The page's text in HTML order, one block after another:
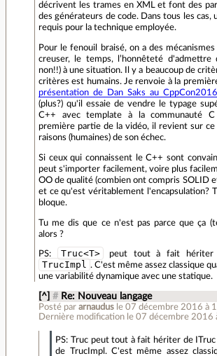
décrivent les trames en XML et font des
des générateurs de code. Dans tous les
requis pour la technique employée.
Pour le fenouil braisé, on a des
creuser, le temps, l’honnêteté d'admettre
non!!) à une situation. Il y a beaucoup de
critères est humains. Je renvoie à la
présentation de Dan Saks au CppCon2016
(plus?) qu'il essaie de vendre le typage
C++ avec template à la communauté C
première partie de la vidéo, il revient sur
raisons (humaines) de son échec.
Si ceux qui connaissent le C++ sont
peut s'importer facilement, voire plus
OO de qualité (combien ont compris SOLID
et ce qu'est véritablement l'encapsulation?
bloque.
Tu me dis que ce n'est pas parce que ça
alors ?
PS: Truc<T> peut tout à fait hériter
TrucImpl . C'est même assez classique
une variabilité dynamique avec une statique.
[^] # Re: Nouveau langage
Posté pararnaudus le 07 décembre 2016 à
Dernière modification le 07 décembre 2016
PS: Truc peut tout à fait hériter de ITruc
de TrucImpl. C'est même assez